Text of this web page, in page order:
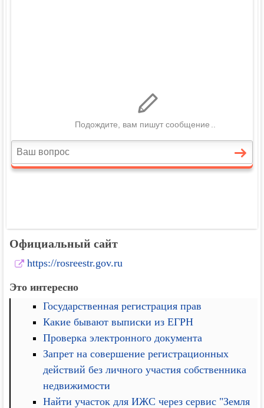
Официальный сайт
https://rosreestr.gov.ru
Это интересно
Государственная регистрация прав
Какие бывают выписки из ЕГРН
Проверка электронного документа
Запрет на совершение регистрационных
действий без личного участия собственника
недвижимости
Найти участок для ИЖС через сервис "Земля